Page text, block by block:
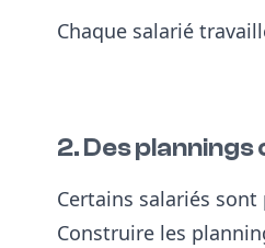
Chaque salarié
2. Des
Certains salariés
Construire les